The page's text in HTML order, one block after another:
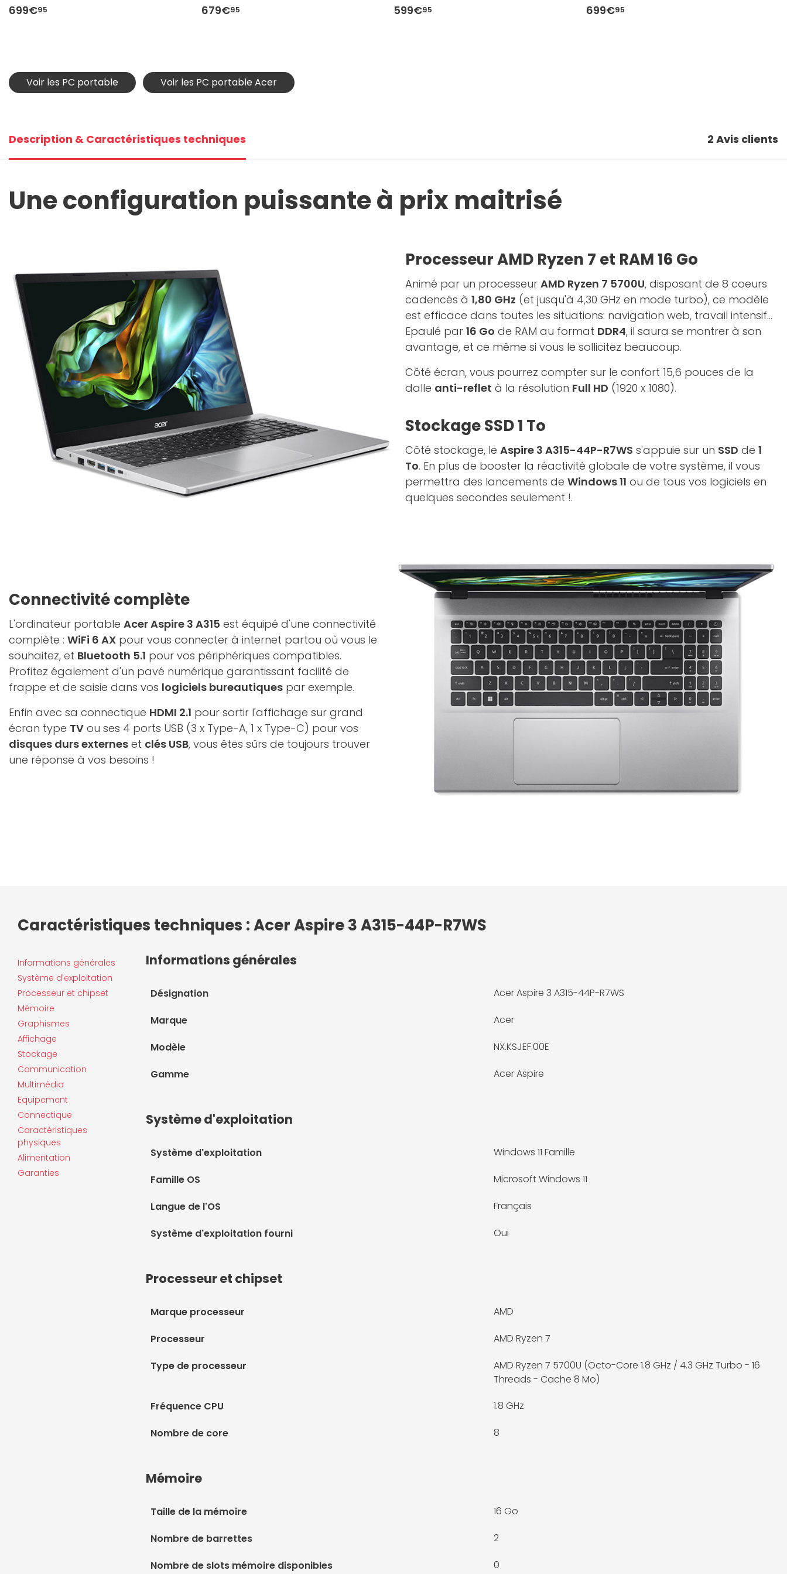
699€95 679€95 599€95 699€95
Voir les PC portable Voir les PC portable Acer
Description & Caractéristiques techniques 2 Avis clients
Une configuration puissante à prix maitrisé
Processeur AMD Ryzen 7 et RAM 16 Go
Animé par un processeur AMD Ryzen 7 5700U, disposant de 8 coeurs
cadencés à 1,80 GHz (et jusqu'à 4,30 GHz en mode turbo), ce modèle
est efficace dans toutes les situations: navigation web, travail intensif...
Epaulé par 16 Go de RAM au format DDR4, il saura se montrer à son
avantage, et ce même si vous le sollicitez beaucoup.
Côté écran, vous pourrez compter sur le confort 15,6 pouces de la
dalle anti-reflet à la résolution Full HD (1920 x 1080).
Stockage SSD 1 To
Côté stockage, le Aspire 3 A315-44P-R7WS s'appuie sur un SSD de 1
To. En plus de booster la réactivité globale de votre système, il vous
permettra des lancements de Windows 11 ou de tous vos logiciels en
quelques secondes seulement !.
Connectivité complète
L'ordinateur portable Acer Aspire 3 A315 est équipé d'une connectivité
complète : WiFi 6 AX pour vous connecter à internet partou où vous le
souhaitez, et Bluetooth 5.1 pour vos périphériques compatibles.
Profitez également d'un pavé numérique garantissant facilité de
frappe et de saisie dans vos logiciels bureautiques par exemple.
Enfin avec sa connectique HDMI 2.1 pour sortir l'affichage sur grand
écran type TV ou ses 4 ports USB (3 x Type-A, 1 x Type-C) pour vos
disques durs externes et clés USB, vous êtes sûrs de toujours trouver
une réponse à vos besoins !
Caractéristiques techniques : Acer Aspire 3 A315-44P-R7WS
Informations générales
Système d'exploitation
Processeur et chipset
Mémoire
Graphismes
Affichage
Stockage
Communication
Multimédia
Equipement
Connectique
Caractéristiques
physiques
Alimentation
Garanties
Informations générales
Désignation Acer Aspire 3 A315-44P-R7WS
Marque Acer
Modèle NX.KSJEF.00E
Gamme Acer Aspire
Système d'exploitation
Système d'exploitation Windows 11 Famille
Famille OS Microsoft Windows 11
Langue de l'OS Français
Système d'exploitation fourni Oui
Processeur et chipset
Marque processeur AMD
Processeur AMD Ryzen 7
Type de processeur
AMD Ryzen 7 5700U (Octo-Core 1.8 GHz / 4.3 GHz Turbo - 16
Threads - Cache 8 Mo)
Fréquence CPU
1.8 GHz
Nombre de core 8
Mémoire
Taille de la mémoire 16 Go
Nombre de barrettes 2
Nombre de slots mémoire disponibles 0